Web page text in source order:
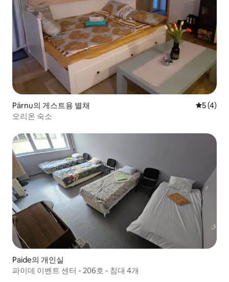
Pärnu의 게스트용 별채 평점 5점
5 (4)
오리온 숙소
Paide의 개인실
파이데 이벤트 센터 - 206호 - 침대 4개